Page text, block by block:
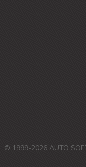
© 1999-2026 AUTO